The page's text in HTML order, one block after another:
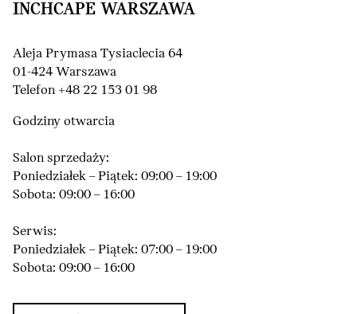
INCHCAPE WARSZAWA
Aleja Prymasa Tysiaclecia 64
01-424 Warszawa
Telefon +48 22 153 01 98
Godziny otwarcia
Salon sprzedaży:
Poniedziałek – Piątek: 09:00 – 19:00
Sobota: 09:00 – 16:00
Serwis:
Poniedziałek – Piątek: 07:00 – 19:00
Sobota: 09:00 – 16:00